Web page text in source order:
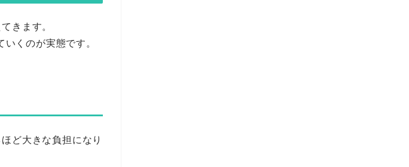
きます。
いくのが実態です。
ど大きな負担になり